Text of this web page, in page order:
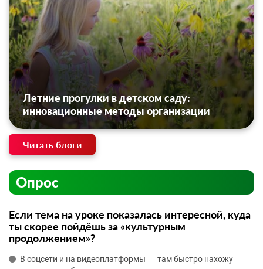
Летние прогулки в детском саду:
инновационные методы организации
Читать блоги
Опрос
Если тема на уроке показалась интересной, куда
ты скорее пойдёшь за «культурным
продолжением»?
В соцсети и на видеоплатформы — там быстро нахожу